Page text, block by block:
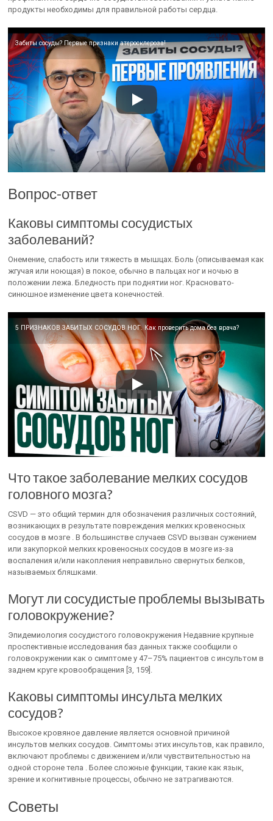
продукты необходимы для правильной работы сердца.
Забиты сосуды? Первые признаки атеросклероза!
Вопрос-ответ
Каковы симптомы сосудистых
заболеваний?
Онемение, слабость или тяжесть в мышцах. Боль (описываемая как
жгучая или ноющая) в покое, обычно в пальцах ног и ночью в
положении лежа. Бледность при поднятии ног. Красновато-
синюшное изменение цвета конечностей.
5 ПРИЗНАКОВ ЗАБИТЫХ СОСУДОВ НОГ. Как проверить дома без врача?
Что такое заболевание мелких сосудов
головного мозга?
CSVD — это общий термин для обозначения различных состояний,
возникающих в результате повреждения мелких кровеносных
сосудов в мозге . В большинстве случаев CSVD вызван сужением
или закупоркой мелких кровеносных сосудов в мозге из-за
воспаления и/или накопления неправильно свернутых белков,
называемых бляшками.
Могут ли сосудистые проблемы вызывать
головокружение?
Эпидемиология сосудистого головокружения Недавние крупные
проспективные исследования баз данных также сообщили о
головокружении как о симптоме у 47–75% пациентов с инсультом в
заднем круге кровообращения [3, 159].
Каковы симптомы инсульта мелких
сосудов?
Высокое кровяное давление является основной причиной
инсультов мелких сосудов. Симптомы этих инсультов, как правило,
включают проблемы с движением и/или чувствительностью на
одной стороне тела . Более сложные функции, такие как язык,
зрение и когнитивные процессы, обычно не затрагиваются.
Советы